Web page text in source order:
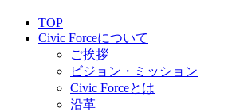
TOP
Civic Forceについて
ご挨拶
ビジョン・ミッション
Civic Forceとは
沿革